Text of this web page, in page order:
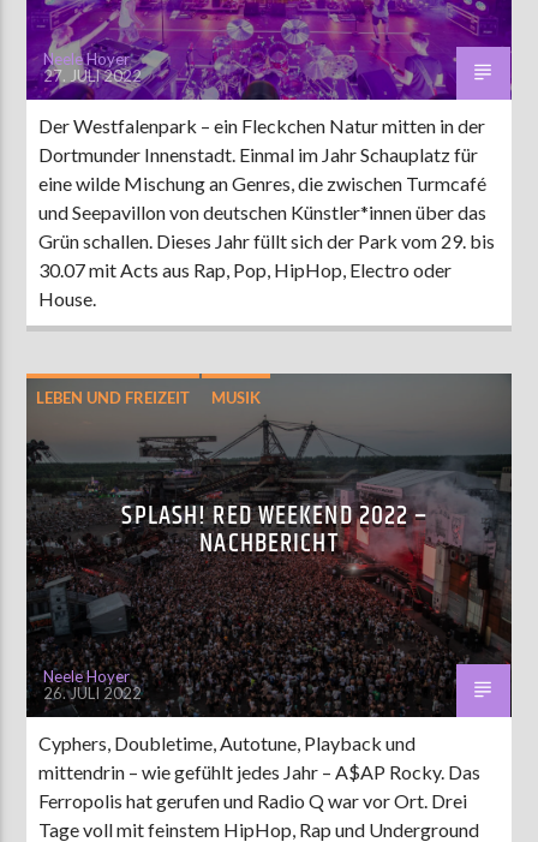
Neele Hoyer
27. JULI 2022
Der Westfalenpark – ein Fleckchen Natur mitten in der
Dortmunder Innenstadt. Einmal im Jahr Schauplatz für
eine wilde Mischung an Genres, die zwischen Turmcafé
und Seepavillon von deutschen Künstler*innen über das
Grün schallen. Dieses Jahr füllt sich der Park vom 29. bis
30.07 mit Acts aus Rap, Pop, HipHop, Electro oder
House.
LEBEN UND FREIZEIT MUSIK
SPLASH! RED WEEKEND 2022 –
NACHBERICHT
Neele Hoyer
26. JULI 2022
Cyphers, Doubletime, Autotune, Playback und
mittendrin – wie gefühlt jedes Jahr – A$AP Rocky. Das
Ferropolis hat gerufen und Radio Q war vor Ort. Drei
Tage voll mit feinstem HipHop, Rap und Underground